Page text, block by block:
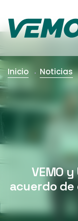
Inicio Noticias
VEMO
acuerdo